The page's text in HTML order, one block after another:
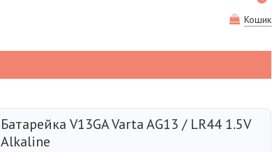
Кошик
Батарейка V13GA Varta AG13 / LR44 1.5V
Alkaline